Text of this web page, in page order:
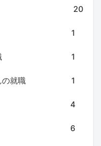
20
1
1
就職 1
4
6